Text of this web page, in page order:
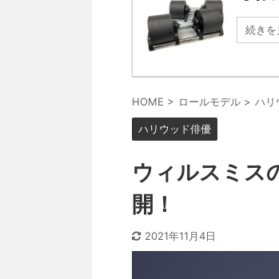
続きを
HOME > ロールモデル > ハリ
ハリウッド俳優
ウィルスミス
開！
2021年11月4日